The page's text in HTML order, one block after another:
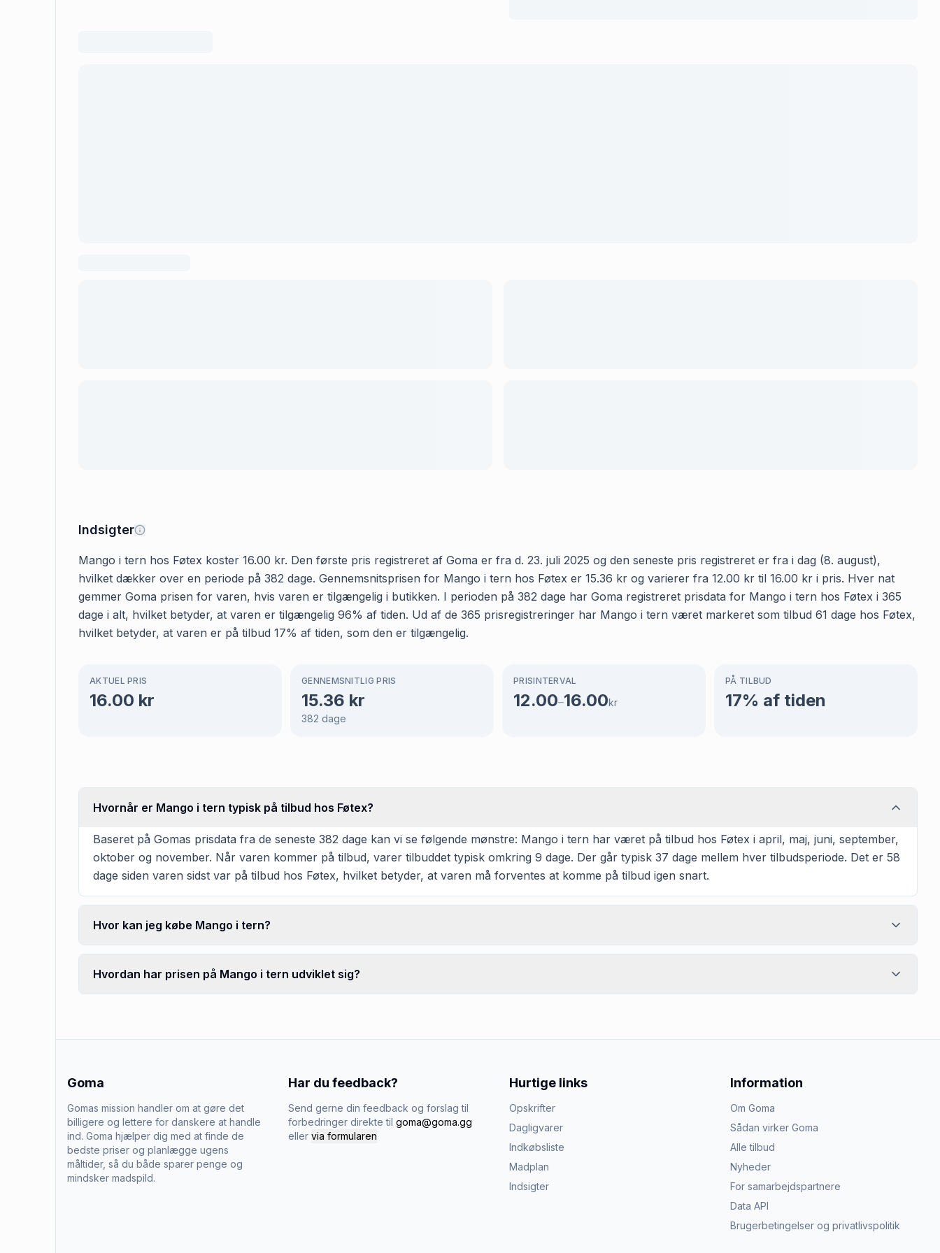
Indsigter
Mango i tern hos Føtex koster 16.00 kr. Den første pris registreret af Goma er fra d. 23. juli 2025 og den seneste pris registreret er fra i dag (8. august),
hvilket dækker over en periode på 382 dage. Gennemsnitsprisen for Mango i tern hos Føtex er 15.36 kr og varierer fra 12.00 kr til 16.00 kr i pris. Hver nat
gemmer Goma prisen for varen, hvis varen er tilgængelig i butikken. I perioden på 382 dage har Goma registreret prisdata for Mango i tern hos Føtex i 365
dage i alt, hvilket betyder, at varen er tilgængelig 96% af tiden. Ud af de 365 prisregistreringer har Mango i tern været markeret som tilbud 61 dage hos Føtex,
hvilket betyder, at varen er på tilbud 17% af tiden, som den er tilgængelig.
AKTUEL PRIS
16.00 kr
GENNEMSNITLIG PRIS
15.36 kr
382 dage
PRISINTERVAL
12.00–16.00kr
PÅ TILBUD
17% af tiden
Hvornår er Mango i tern typisk på tilbud hos Føtex?
Baseret på Gomas prisdata fra de seneste 382 dage kan vi se følgende mønstre: Mango i tern har været på tilbud hos Føtex i april, maj, juni, september,
oktober og november. Når varen kommer på tilbud, varer tilbuddet typisk omkring 9 dage. Der går typisk 37 dage mellem hver tilbudsperiode. Det er 58
dage siden varen sidst var på tilbud hos Føtex, hvilket betyder, at varen må forventes at komme på tilbud igen snart.
Hvor kan jeg købe Mango i tern?
Hvordan har prisen på Mango i tern udviklet sig?
Goma
Gomas mission handler om at gøre det
billigere og lettere for danskere at handle
ind. Goma hjælper dig med at finde de
bedste priser og planlægge ugens
måltider, så du både sparer penge og
mindsker madspild.
Har du feedback?
Send gerne din feedback og forslag til
forbedringer direkte til goma@goma.gg
eller via formularen
Hurtige links
Opskrifter
Dagligvarer
Indkøbsliste
Madplan
Indsigter
Information
Om Goma
Sådan virker Goma
Alle tilbud
Nyheder
For samarbejdspartnere
Data API
Brugerbetingelser og privatlivspolitik